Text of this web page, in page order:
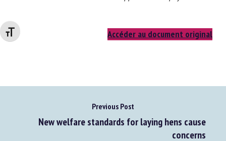
Changer la taille de la police
Previous Post
New welfare standards for laying hens cause